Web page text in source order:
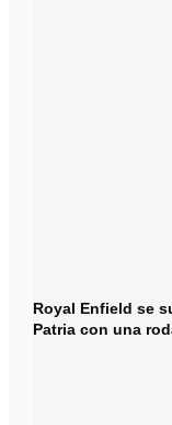
Royal Enfield se
Patria con una